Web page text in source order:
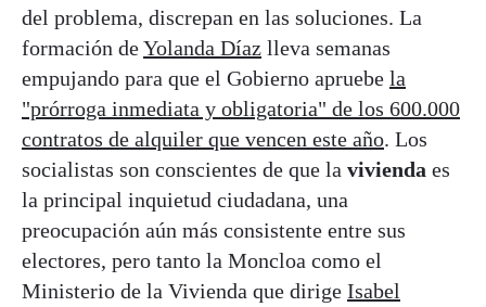
del problema, discrepan en las soluciones. La
formación deYolanda Díaz lleva semanas
empujando para que el Gobierno apruebe la
"prórroga inmediata y obligatoria" de los 600.000
contratos de alquiler que vencen este año. Los
socialistas son conscientes de que la vivienda es
la principal inquietud ciudadana, una
preocupación aún más consistente entre sus
electores, pero tanto la Moncloa como el
Ministerio de la Vivienda que dirige Isabel